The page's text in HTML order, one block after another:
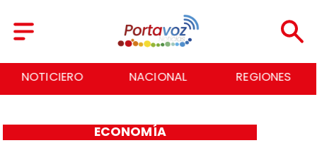
NACIONAL REGIONES
ECONOMÍA